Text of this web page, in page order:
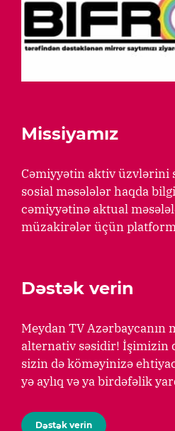
Missiyamız
Cəmiyyətin aktiv üzvlərini
sosial məsələlər haqda
cəmiyyətinə aktual
müzakirələr üçün
Dəstək verin
Meydan TV Azərbaycanın
alternativ səsidir! İşimizin
sizin də köməyinizə
yə aylıq və ya birdəfəlik
Dəstək verin